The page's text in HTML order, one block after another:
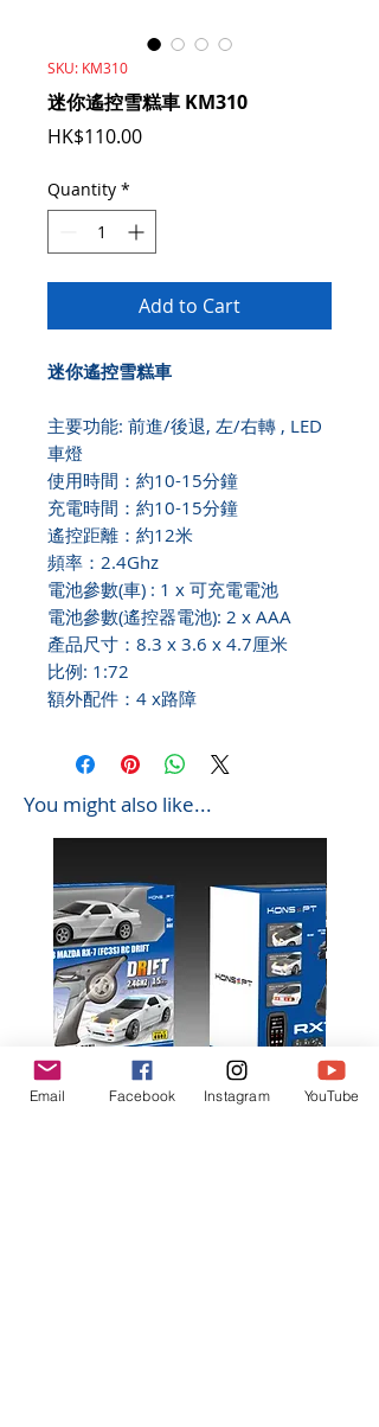
SKU: KM310
迷你遙控雪糕車 KM310
HK$110.00Price
Quantity *
Add to Cart
迷你遙控雪糕車
主要功能: 前進/後退, 左/右轉 , LED
車燈
使用時間：約10-15分鐘
充電時間：約10-15分鐘
遙控距離：約12米
頻率：2.4Ghz
電池參數(車) : 1 x 可充電電池
電池參數(遙控器電池): 2 x AAA
產品尺寸：8.3 x 3.6 x 4.7厘米
比例: 1:72
額外配件：4 x路障
You might also like...
Email Facebook Instagram YouTube